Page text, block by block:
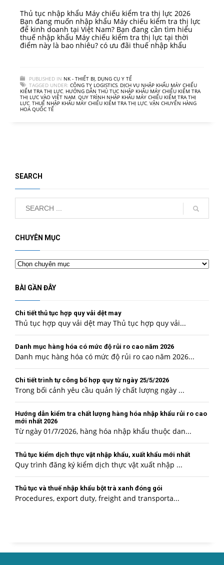
Thủ tục nhập khẩu Máy chiếu kiểm tra thị lực 2026
Bạn đang muốn nhập khẩu Máy chiếu kiểm tra thị lực
để kinh doanh tại Việt Nam? Bạn đang cần tìm hiểu
thuế nhập khẩu Máy chiếu kiểm tra thị lực tại thời
điểm này là bao nhiêu? có ưu đãi thuế nhập khẩu
PUBLISHED IN NK - THIẾT BỊ, DỤNG CỤ Y TẾ
TAGGED UNDER: CÔNG TY LOGISTICS DỊCH VỤ NHẬP KHẨU MÁY CHIẾU
KIỂM TRA THỊ LỰC HƯỚNG DẪN THỦ TỤC NHẬP KHẨU MÁY CHIẾU KIỂM TRA
THỊ LỰC VÀO VIỆT NAM QUY TRÌNH NHẬP KHẨU MÁY CHIẾU KIỂM TRA THỊ
LỰC THUẾ NHẬP KHẨU MÁY CHIẾU KIỂM TRA THỊ LỰC VẬN CHUYỂN HÀNG
HOÁ QUỐC TẾ
SEARCH
CHUYÊN MỤC
Chuyên
mục
BÀI GẦN ĐÂY
Chi tiết thủ tục hợp quy vải dệt may
Thủ tục hợp quy vải dệt may Thủ tục hợp quy vải...
Danh mục hàng hóa có mức độ rủi ro cao năm 2026
Danh mục hàng hóa có mức độ rủi ro cao năm 2026...
Chi tiết trình tự công bố hợp quy từ ngày 25/5/2026
Trong bối cảnh yêu cầu quản lý chất lượng ngày ...
Hướng dẫn kiểm tra chất lượng hàng hóa nhập khẩu rủi ro cao
mới nhất 2026
Từ ngày 01/7/2026, hàng hóa nhập khẩu thuộc dan...
Thủ tục kiểm dịch thực vật nhập khẩu, xuất khẩu mới nhất
Quy trình đăng ký kiểm dịch thực vật xuất nhập ...
Thủ tục và thuế nhập khẩu bột trà xanh đóng gói
Procedures, export duty, freight and transporta...